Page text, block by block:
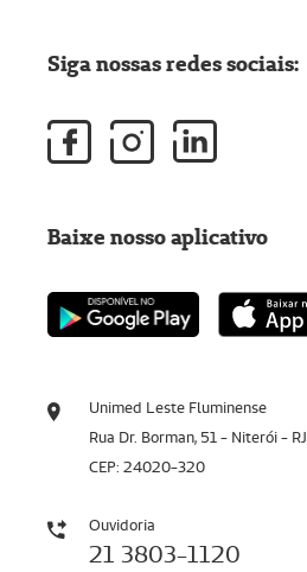
Unimed Leste Fluminense
Rua Dr. Borman, 51 - Niterói - RJ
CEP: 24020-320
Ouvidoria
21 3803-1120
Siga nossas redes sociais:
Baixe nosso aplicativo